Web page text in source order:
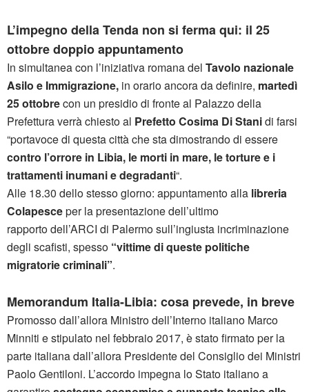
L’impegno della Tenda non si ferma qui: il 25
ottobredoppio appuntamento
In simultanea con l’iniziativa romana del Tavolo nazionale
Asilo e Immigrazione, in orario ancora da definire, martedì
25 ottobrecon un presidio di fronte al Palazzo della
Prefettura verrà chiesto al Prefetto Cosima Di Stanidi farsi
“portavoce di questa città che sta dimostrando di essere
contro l’orrore in Libia, le morti in mare, le torture e i
trattamenti inumani e degradanti“.
Alle 18.30 dello stesso giorno: appuntamento alla libreria
Colapesceper la presentazione dell’ultimo
rapporto dell’ARCI di Palermo sull’ingiusta incriminazione
degli scafisti, spesso “vittime di queste politiche
migratorie criminali”.
Memorandum Italia-Libia: cosa prevede, in breve
Promosso dall’allora Ministro dell’Interno italiano Marco
Minniti e stipulato nel febbraio 2017, è stato firmato per la
parte italiana dall’allora Presidente del Consiglio dei Ministri
Paolo Gentiloni. L’accordo impegna lo Stato italiano a